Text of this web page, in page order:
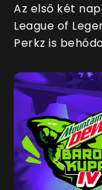
Az első két
League of
Perkz is